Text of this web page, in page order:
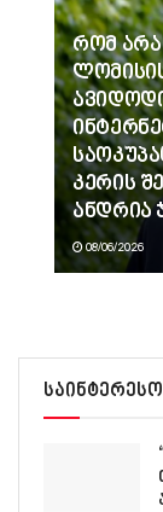
რომ არა
კერის
ანდრია
08/06/2026
საინტერესო